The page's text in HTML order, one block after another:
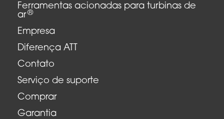
Ferramentas acionadas para turbinas de
ar ®
Empresa
Diferença ATT
Contato
Serviço de suporte
Comprar
Garantia